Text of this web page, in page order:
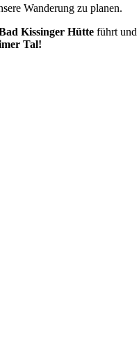
Wanderung zu planen.
Kissinger Hütte führt und
Tal!